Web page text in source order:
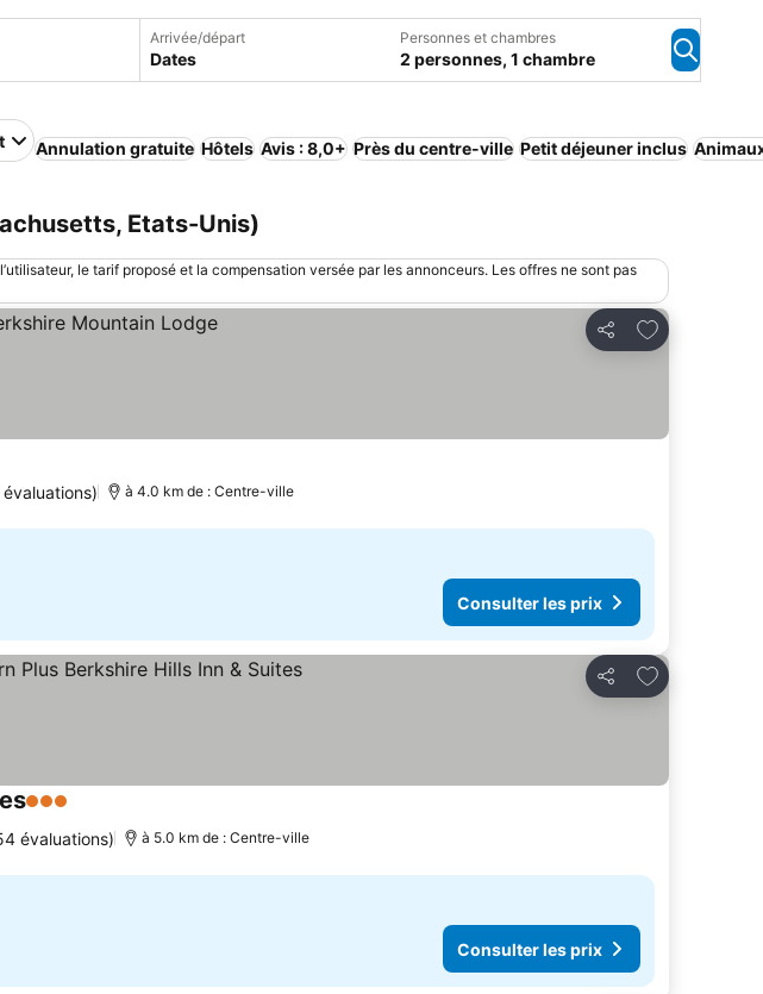
Arrivée/départ
Dates
Personnes et chambres
2 personnes, 1 chambre
Annulation gratuite Hôtels Avis : 8,0+ Près du centre-ville Petit déjeuner inclus
Etats-Unis)
le tarif proposé et la compensation versée par les annonceurs. Les offres ne sont pas
Partager
Ajouter à mes
à 4.0 km de : Centre-ville
Consulter les prix
Partager
Ajouter à mes
3 Étoiles
évaluations) à 5.0 km de : Centre-ville
Consulter les prix